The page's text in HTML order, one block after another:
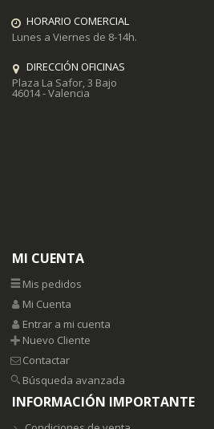
HORARIO COMERCIAL
Lunes a Viernes de 8-14h.
DIRECCIÓN OFICINAS
Plaza La Safor, 3 Bajo
46014 - Valencia
MI CUENTA
Mis pedidos
Mi Cuenta
Entrar a mi cuenta
Nuevo Cliente
Contactar
Búsqueda avanzada
INFORMACIÓN IMPORTANTE